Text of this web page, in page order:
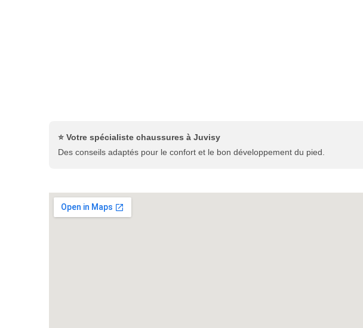
⭐ Votre spécialiste chaussures à Juvisy
Des conseils adaptés pour le confort et le bon développement du pied.